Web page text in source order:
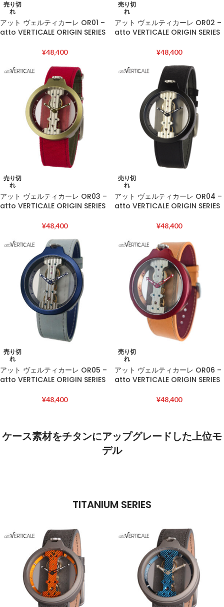
売り切
れ
アット ヴェルティカーレ OR01 –
atto VERTICALE ORIGIN SERIES
¥48,400
売り切
れ
アット ヴェルティカーレ OR02 –
atto VERTICALE ORIGIN SERIES
¥48,400
売り切
れ
アット ヴェルティカーレ OR03 –
atto VERTICALE ORIGIN SERIES
¥48,400
売り切
れ
アット ヴェルティカーレ OR04 –
atto VERTICALE ORIGIN SERIES
¥48,400
売り切
れ
アット ヴェルティカーレ OR05 –
atto VERTICALE ORIGIN SERIES
¥48,400
売り切
れ
アット ヴェルティカーレ OR06 –
atto VERTICALE ORIGIN SERIES
¥48,400
ケース素材をチタンにアップグレードした上位モ
デル
TITANIUM SERIES